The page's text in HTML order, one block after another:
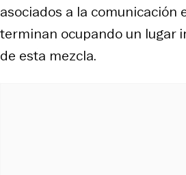
asociados a la comunicación
terminan ocupando un lugar
de esta mezcla.